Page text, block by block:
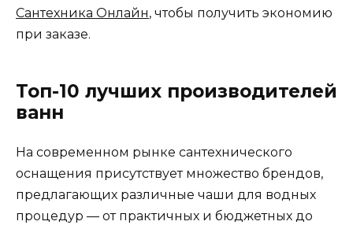
Сантехника Онлайн, чтобы получить экономию
при заказе.
Топ-10 лучших производителей
ванн
На современном рынке сантехнического
оснащения присутствует множество брендов,
предлагающих различные чаши для водных
процедур — от практичных и бюджетных до